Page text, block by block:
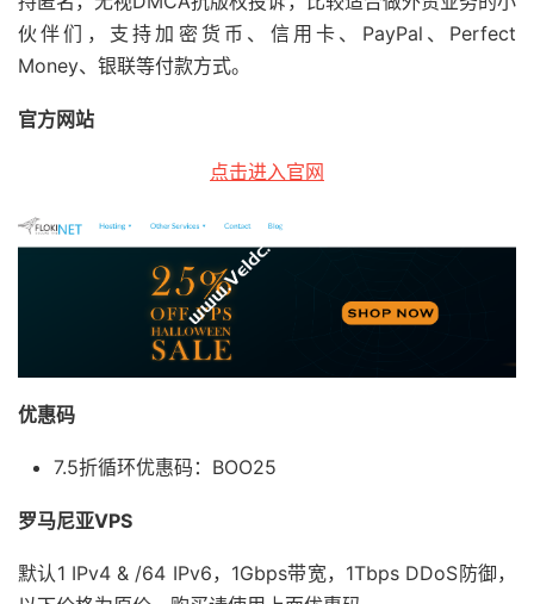
伙伴们，支持加密货币、信用卡、PayPal、Perfect
Money、银联等付款方式。
官方网站
点击进入官网
优惠码
7.5折循环优惠码：BOO25
罗马尼亚VPS
默认1 IPv4 & /64 IPv6，1Gbps带宽，1Tbps DDoS防御，